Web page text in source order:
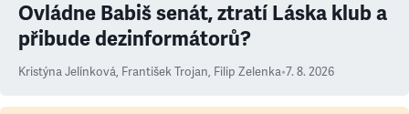
Ovládne Babiš senát, ztratí Láska klub a
přibude dezinformátorů?
Kristýna Jelínková, František Trojan, Filip Zelenka•7. 8. 2026